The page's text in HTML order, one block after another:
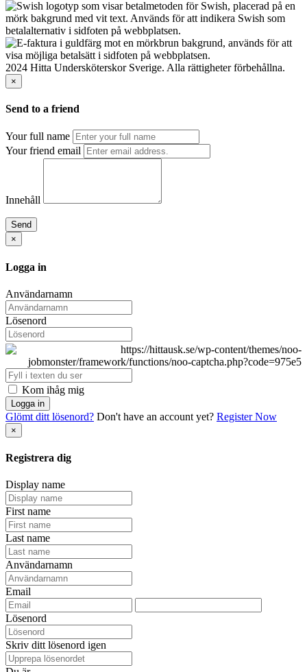
2024 Hitta Undersköterskor Sverige. Alla rättigheter förbehållna.
×
Send to a friend
Your full name
Your friend email
Innehåll
Send
×
Logga in
Användarnamn
Lösenord
Kom ihåg mig
Logga in
Glömt ditt lösenord? Don't have an account yet? Register Now
×
Registrera dig
Display name
First name
Last name
Användarnamn
Email
Lösenord
Skriv ditt lösenord igen